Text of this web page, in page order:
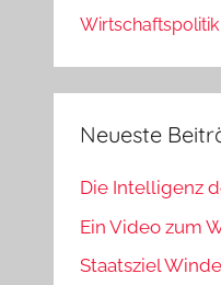
Wirtschaftspolitik
Neueste
Die Intelligenz
Ein Video zum
Staatsziel